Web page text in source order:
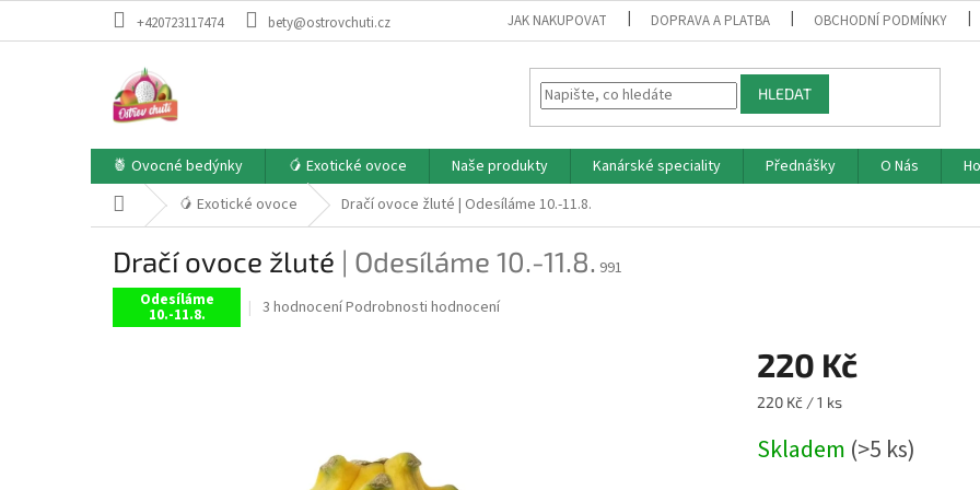
+420723117474 bety@ostrovchuti.cz JAK NAKUPOVAT DOPRAVA A PLATBA OBCHODNÍ PODMÍNKY
HLEDAT
🍍 Ovocné bedýnky 🥭 Exotické ovoce Naše produkty Kanárské speciality Přednášky O Nás
Domů 🥭 Exotické ovoce Dračí ovoce žluté | Odesíláme 10.-11.8.
Dračí ovoce žluté | Odesíláme 10.-11.8. 991
Odesíláme
10.-11.8.
Průměrné
hvězdiček.
3 hodnoceníPodrobnosti hodnocení
220 Kč
Měrná
220 Kč / 1 ks
Skladem (>5 ks)